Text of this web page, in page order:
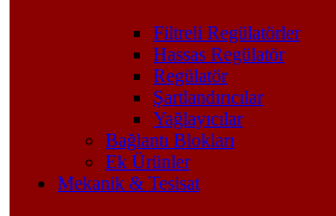
Filtreli Regülatörler
Hassas Regülatör
Regülatör
Şartlandırıcılar
Yağlayıcılar
Bağlantı Blokları
Ek Ürünler
Mekanik & Tesisat